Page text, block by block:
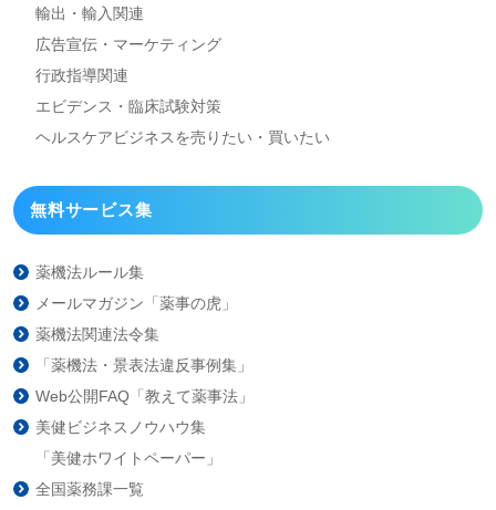
輸出・輸入関連
広告宣伝・マーケティング
行政指導関連
エビデンス・臨床試験対策
ヘルスケアビジネスを売りたい・買いたい
無料サービス集
薬機法ルール集
メールマガジン「薬事の虎」
薬機法関連法令集
「薬機法・景表法違反事例集」
Web公開FAQ「教えて薬事法」
美健ビジネスノウハウ集
「美健ホワイトペーパー」
全国薬務課一覧